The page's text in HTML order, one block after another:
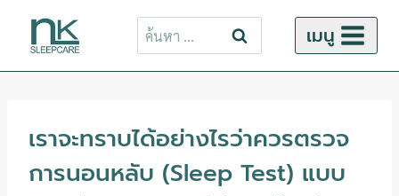
ค้นหา
สำหรับ:
เมนู
เราจะทราบได้อย่างไรว่าควรตรวจ
การนอนหลับ (Sleep Test) แบบ